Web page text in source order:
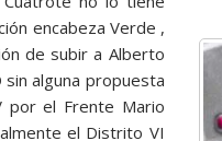
encabeza Verde ,
de subir a Alberto
alguna propuesta
por el Frente Mario
el Distrito VI